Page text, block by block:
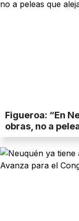
Figueroa: “En
obras, no a